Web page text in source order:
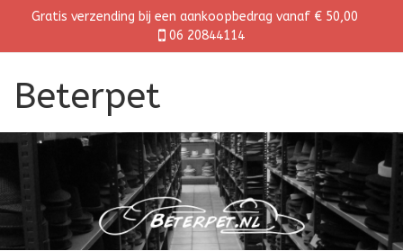
Gratis verzending bij een aankoopbedrag vanaf € 50,00
06 20844114
Beterpet